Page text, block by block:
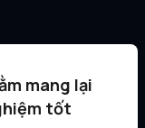
mang lại
tốt